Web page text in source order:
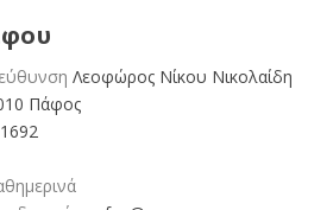
Λεοφώρος Νίκου Νικολαίδη
Πάφος